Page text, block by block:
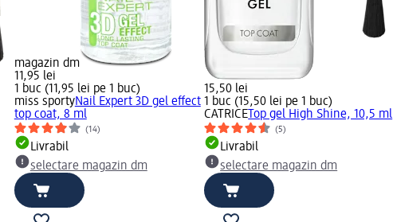
magazin dm
11,95 lei
1 buc (11,95 lei pe 1 buc)
miss sportyNail Expert 3D gel effect
top coat, 8 ml
(14)
Livrabil
selectare magazin dm
15,50 lei
1 buc (15,50 lei pe 1 buc)
CATRICE Top gel High Shine, 10,5 ml
(5)
Livrabil
selectare magazin dm